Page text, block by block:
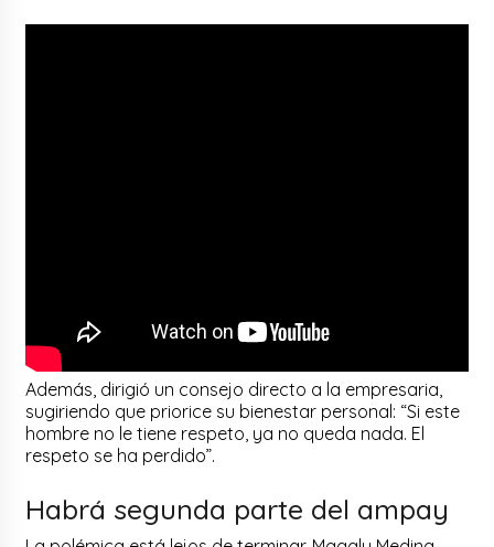
Además, dirigió un consejo directo a la empresaria,
sugiriendo que priorice su bienestar personal: “Si este
hombre no le tiene respeto, ya no queda nada. El
respeto se ha perdido”.
Habrá segunda parte del ampay